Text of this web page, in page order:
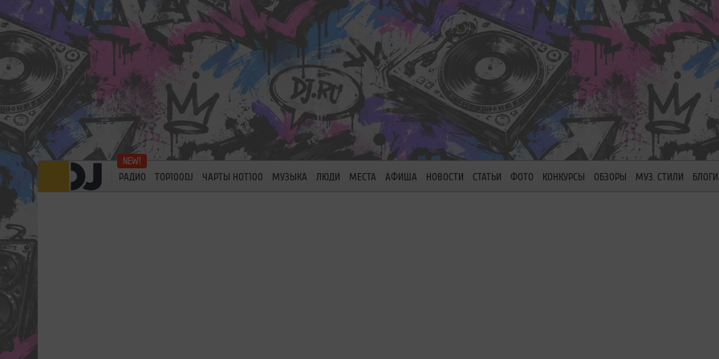
РАДИО TOP100DJ ЧАРТЫ HOT100 МУЗЫКА ЛЮДИ МЕСТА АФИША НОВОСТИ СТАТЬИ ФОТО КОНКУРСЫ ОБЗОРЫ МУЗ. СТИЛИ БЛОГИ